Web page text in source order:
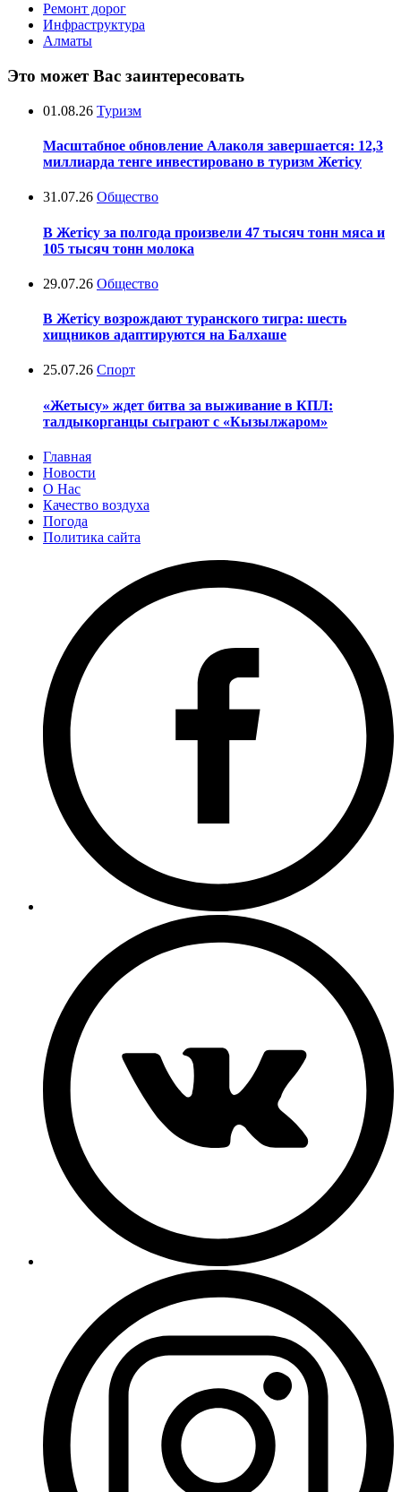
Ремонт дорог
Инфраструктура
Алматы
Это может Вас заинтересовать
01.08.26 Туризм
Масштабное обновление Алаколя завершается: 12,3
миллиарда тенге инвестировано в туризм Жетісу
31.07.26 Общество
В Жетісу за полгода произвели 47 тысяч тонн мяса и
105 тысяч тонн молока
29.07.26 Общество
В Жетісу возрождают туранского тигра: шесть
хищников адаптируются на Балхаше
25.07.26 Спорт
«Жетысу» ждет битва за выживание в КПЛ:
талдыкорганцы сыграют с «Кызылжаром»
Главная
Новости
О Нас
Качество воздуха
Погода
Политика сайта